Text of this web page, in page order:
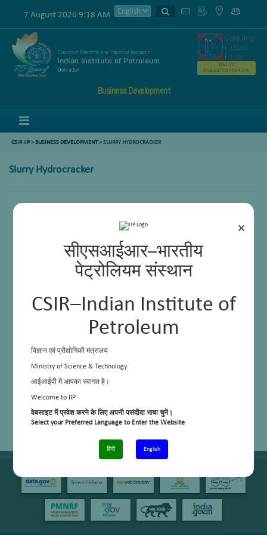
×
सीएसआईआर–भारतीय
पेट्रोलियम संस्थान
CSIR–Indian Institute of
Petroleum
विज्ञान एवं प्रौद्योगिकी मंत्रालय
Ministry of Science & Technology
आईआईपी में आपका स्वागत है।
Welcome to IIP
वेबसाइट में प्रवेश करने के लिए अपनी पसंदीदा भाषा चुनें।
Select your Preferred Language to Enter the Website
हिंदी English
7 August 2026 9:18 AM
Business Development
GSTIN
05AAATC2716R2ZK
CSIR IIP> BUSINESS DEVELOPMENT> SLURRY HYDROCRACKER
Slurry Hydrocracker